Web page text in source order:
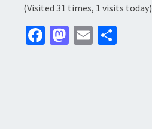
(Visited 31 times, 1 visits today)
Fa M E